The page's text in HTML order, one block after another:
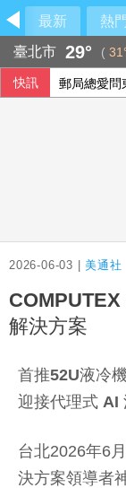
最新 熱門
臺北市 29° (
快訊 郵局總愛問
2026-06-03 |美通社
解決方案
首推52U液冷
迎接代理式 AI
台北2026年6
決方案領導者